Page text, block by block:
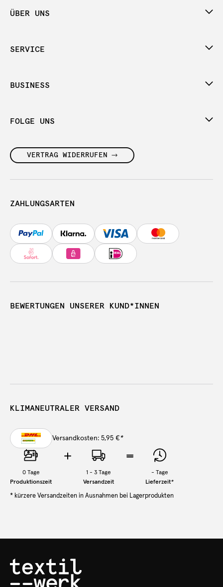
ÜBER UNS
SERVICE
BUSINESS
FOLGE UNS
VERTRAG WIDERRUFEN
ZAHLUNGSARTEN
BEWERTUNGEN UNSERER KUND*INNEN
KLIMANEUTRALER VERSAND
Versandkosten: 5,95 €*
0Tage
Produktionszeit
1 - 3 Tage
Versandzeit
- Tage
Lieferzeit*
* kürzere Versandzeiten in Ausnahmen bei Lagerprodukten